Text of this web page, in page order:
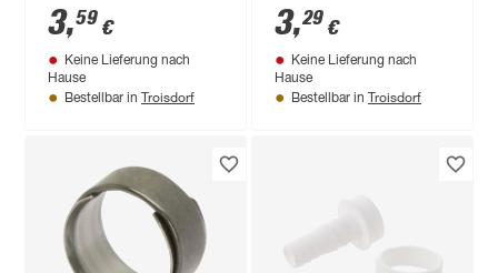
130 x 9 mm
3,59 €
Keine Lieferung nach
Hause
Bestellbar in Troisdorf
mm, 9 mm
Bandbreite
3,29 €
Keine Lieferung nach
Hause
Bestellbar in Troisdorf